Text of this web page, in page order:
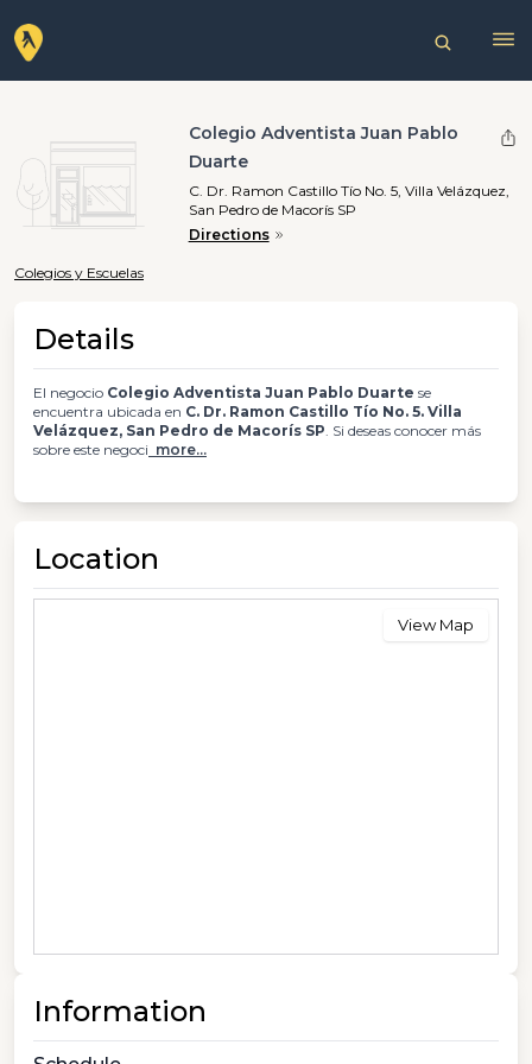
Colegio Adventista Juan Pablo
Duarte
C. Dr. Ramon Castillo Tío No. 5, Villa Velázquez,
San Pedro de Macorís SP
Directions
Colegios y Escuelas
Details
El negocio Colegio Adventista Juan Pablo Duarte se
encuentra ubicada en C. Dr. Ramon Castillo Tío No. 5. Villa
Velázquez, San Pedro de Macorís SP. Si deseas conocer más
sobre este negoci more...
Location
View Map
Information